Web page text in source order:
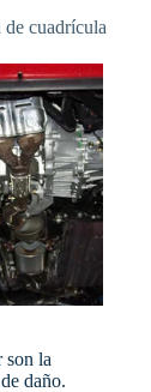
cuadrícula
son la
daño.